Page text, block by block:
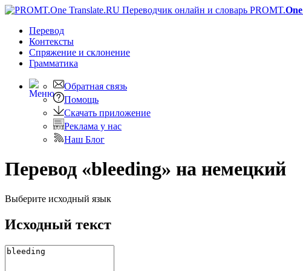
PROMT.One
Перевод
Контексты
Спряжение и склонение
Грамматика
Обратная связь
Помощь
Скачать приложение
Реклама у нас
Наш Блог
Перевод «bleeding» на немецкий
Выберите исходный язык
Исходный текст